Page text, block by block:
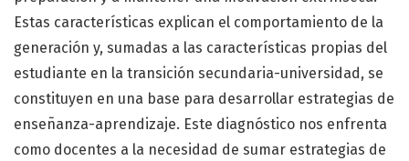
Estas características explican el comportamiento de la
generación y, sumadas a las características propias del
estudiante en la transición secundaria-universidad, se
constituyen en una base para desarrollar estrategias de
enseñanza-aprendizaje. Este diagnóstico nos enfrenta
como docentes a la necesidad de sumar estrategias de